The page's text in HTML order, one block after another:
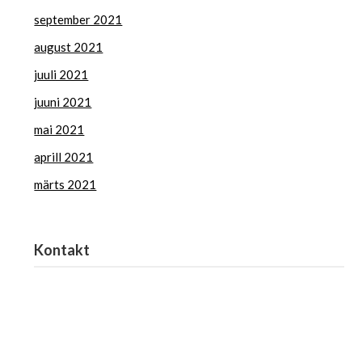
september 2021
august 2021
juuli 2021
juuni 2021
mai 2021
aprill 2021
märts 2021
Kontakt